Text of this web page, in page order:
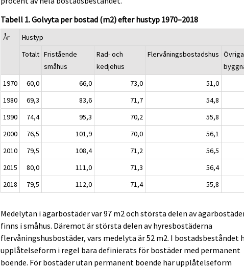
Tabell 1. Golvyta per bostad (m2) efter hustyp 1970–2018
År
Hustyp
Totalt Fristående
småhus
Rad- och
kedjehus
Flervåningsbostadshus Övriga
1970
60,0 66,0 73,0 51,0
1980
69,3 83,6 71,7 54,8
1990
74,4 95,3 70,2 55,8
2000
76,5 101,9 70,0 56,1
2010
79,5 108,4 71,2 56,5
2015
80,0 111,0 71,3 56,4
2018
79,5 112,0 71,4 55,8
Medelytan i ägarbostäder var 97 m2 och största delen av
finns i småhus. Däremot är största delen av hyresbostäderna
flervåningshusbostäder, vars medelyta är 52 m2. I bostadsbeståndet
upplåtelseform i regel bara definierats för bostäder med permanent
boende. För bostäder utan permanent boende har upplåtelseform